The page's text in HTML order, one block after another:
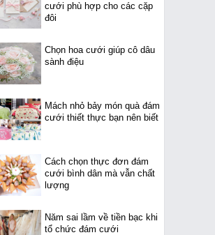
cưới phù hợp cho các cặp
đôi
Chọn hoa cưới giúp cô dâu
sành điệu
Mách nhỏ bảy món quà đám
cưới thiết thực bạn nên biết
Cách chọn thực đơn đám
cưới bình dân mà vẫn chất
lượng
Năm sai lầm về tiền bạc khi
tổ chức đám cưới